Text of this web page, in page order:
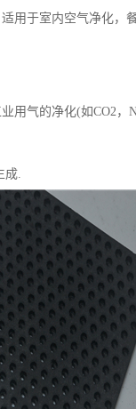
用于室内空气净化，
用气的净化(如CO2，
成.